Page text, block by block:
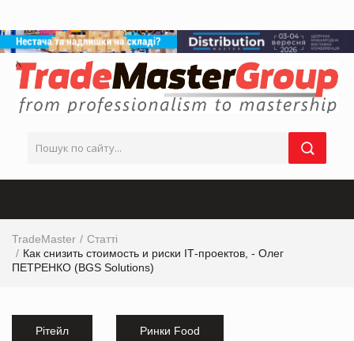
TradeMaster
Статті
Как снизить стоимость и риски IТ-проектов, - Олег
ПЕТРЕНКО (BGS Solutions)
Рітейл Ринки Food